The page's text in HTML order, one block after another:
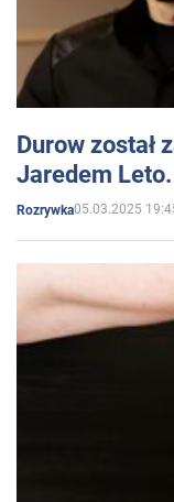
Durow został
Jaredem
Rozrywka05.03.2025